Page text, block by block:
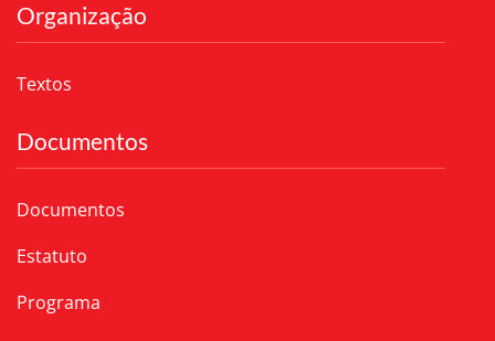
Organização
Textos
Documentos
Documentos
Estatuto
Programa